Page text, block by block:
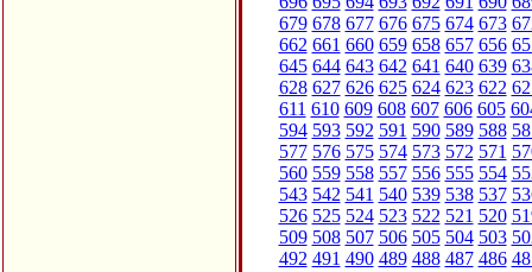
679 678 677 676 675 674 673
662 661 660 659 658 657 656
645 644 643 642 641 640 639
628 627 626 625 624 623 622
611 610 609 608 607 606 605
594 593 592 591 590 589 588
577 576 575 574 573 572 571
560 559 558 557 556 555 554
543 542 541 540 539 538 537
526 525 524 523 522 521 520
509 508 507 506 505 504 503
492 491 490 489 488 487 486